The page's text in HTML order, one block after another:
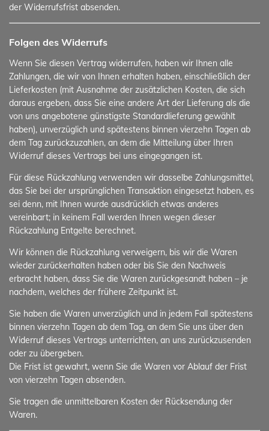
der Widerrufsfrist absenden.
Folgen des Widerrufs
Wenn Sie diesen Vertrag widerrufen, haben wir Ihnen alle
Zahlungen, die wir von Ihnen erhalten haben, einschließlich der
Lieferkosten (mit Ausnahme der zusätzlichen Kosten, die sich
daraus ergeben, dass Sie eine andere Art der Lieferung als die
von uns angebotene günstigste Standardlieferung gewählt
haben), unverzüglich und spätestens binnen vierzehn Tagen ab
dem Tag zurückzuzahlen, an dem die Mitteilung über Ihren
Widerruf dieses Vertrags bei uns eingegangen ist.
Für diese Rückzahlung verwenden wir dasselbe Zahlungsmittel,
das Sie bei der ursprünglichen Transaktion eingesetzt haben, es
sei denn, mit Ihnen wurde ausdrücklich etwas anderes
vereinbart; in keinem Fall werden Ihnen wegen dieser
Rückzahlung Entgelte berechnet.
Wir können die Rückzahlung verweigern, bis wir die Waren
wieder zurückerhalten haben oder bis Sie den Nachweis
erbracht haben, dass Sie die Waren zurückgesandt haben – je
nachdem, welches der frühere Zeitpunkt ist.
Sie haben die Waren unverzüglich und in jedem Fall spätestens
binnen vierzehn Tagen ab dem Tag, an dem Sie uns über den
Widerruf dieses Vertrags unterrichten, an uns zurückzusenden
oder zu übergeben.
Die Frist ist gewahrt, wenn Sie die Waren vor Ablauf der Frist
von vierzehn Tagen absenden.
Sie tragen die unmittelbaren Kosten der Rücksendung der
Waren.